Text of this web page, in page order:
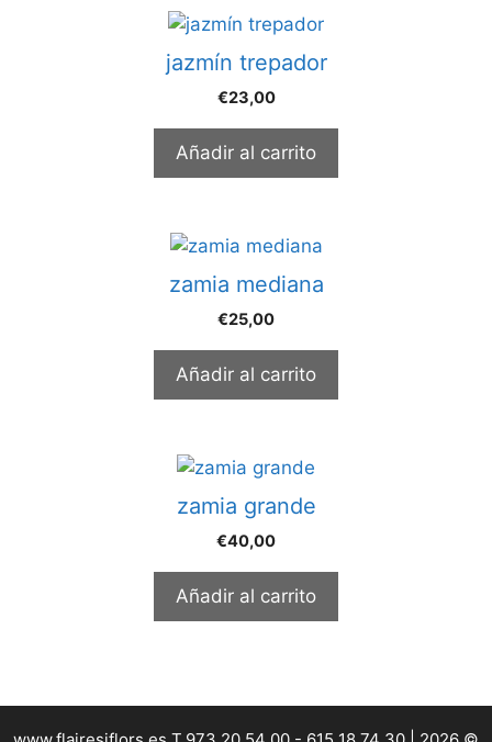
jazmín trepador
€23,00
Añadir al carrito
zamia mediana
€25,00
Añadir al carrito
zamia grande
€40,00
Añadir al carrito